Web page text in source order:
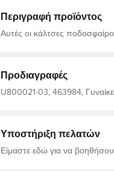
Περιγραφή προϊόντος
Αυτές οι κάλτσες
5% ελαστάνη
Προδιαγραφές
U800021-03, 463984,
Υποστήριξη πελατών
Είμαστε εδώ για να